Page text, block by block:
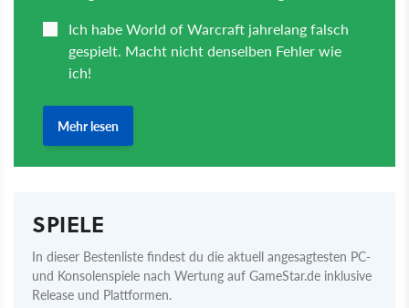
SPIELE
In dieser Bestenliste findest du die aktuell angesagtesten PC-
und Konsolenspiele nach Wertung auf GameStar.de inklusive
Release und Plattformen.